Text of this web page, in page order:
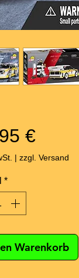
€Preis
| zzgl. Versand
*
Warenkorb